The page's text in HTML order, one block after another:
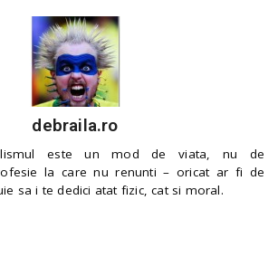
debraila.ro
este un mod de viata, nu de
la care nu renunti – oricat ar fi de
sa i te dedici atat fizic, cat si moral.